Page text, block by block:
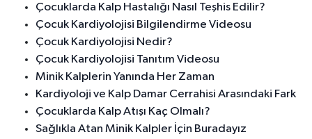
Çocuklarda Kalp Hastalığı Nasıl Teşhis Edilir?
Çocuk Kardiyolojisi Bilgilendirme Videosu
Çocuk Kardiyolojisi Nedir?
Çocuk Kardiyolojisi Tanıtım Videosu
Minik Kalplerin Yanında Her Zaman
Kardiyoloji ve Kalp Damar Cerrahisi Arasındaki Fark
Çocuklarda Kalp Atışı Kaç Olmalı?
Sağlıkla Atan Minik Kalpler İçin Buradayız